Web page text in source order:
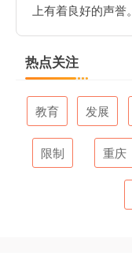
上有着良好的声誉。
热点关注
教育 发展
限制 重庆